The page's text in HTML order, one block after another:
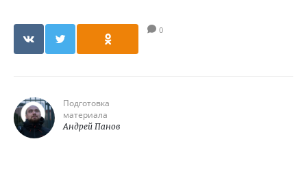
0
Подготовка
материала
Андрей Панов